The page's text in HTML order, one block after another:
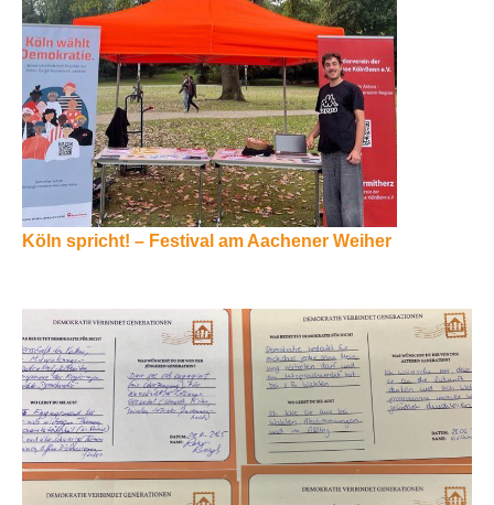
Köln spricht! – Festival am Aachener Weiher